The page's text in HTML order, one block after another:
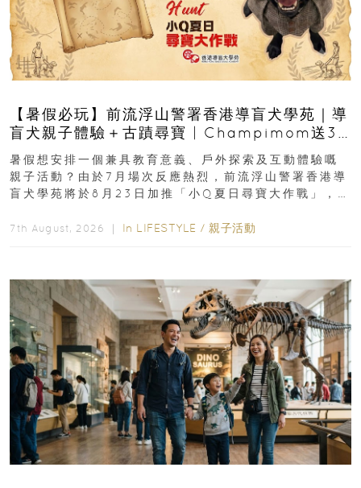
【暑假必玩】前流浮山警署香港導盲犬學苑｜導
盲犬親子體驗＋古蹟尋寶 | Champimom送3
組免費名額
暑假想安排一個兼具教育意義、戶外探索及互動體驗嘅
親子活動？由於7月場次反應熱烈，前流浮山警署香港導
盲犬學苑將於8月23日加推「小Q夏日尋寶大作戰」，家
7th August, 2026 ｜ In LIFESTYLE / 親子活動